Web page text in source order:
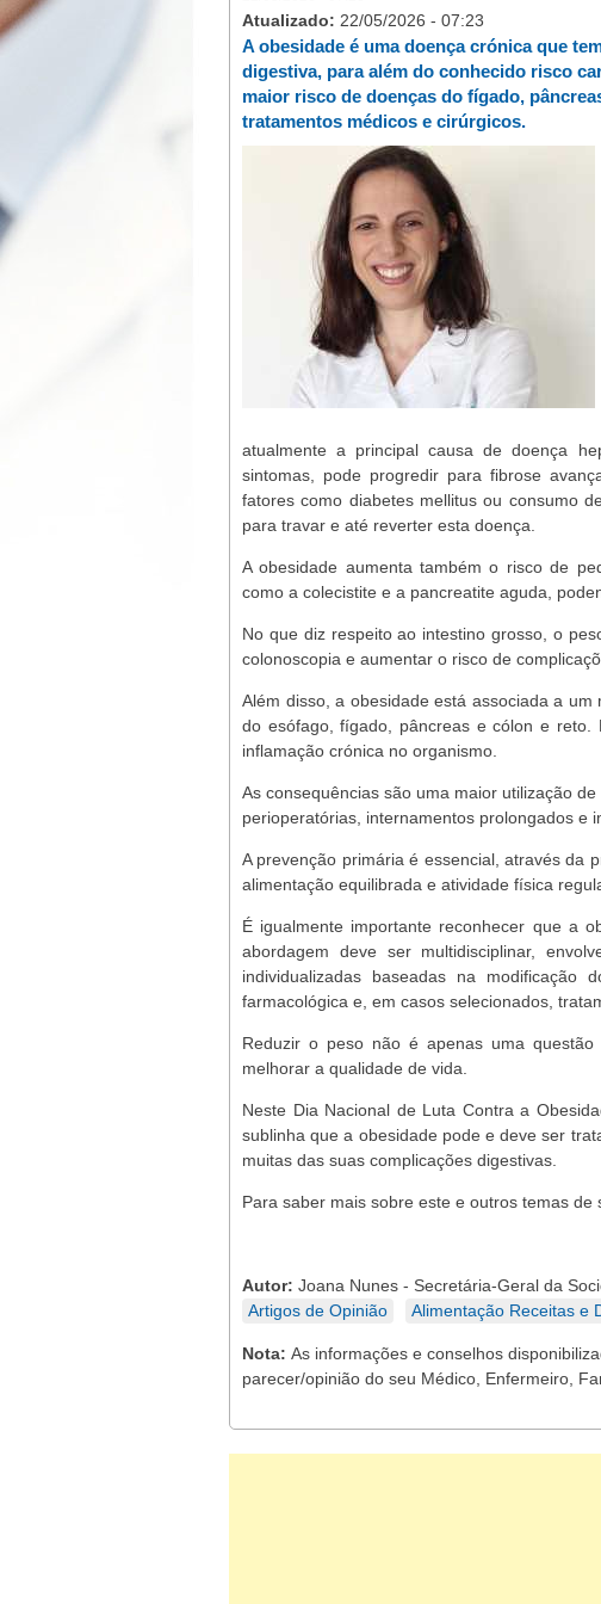
Atualizado: 22/05/2026 - 07:23
A obesidade é uma doença crónica que
digestiva, para além do conhecido risco
maior risco de doenças do fígado,
tratamentos médicos e cirúrgicos.
atualmente a principal causa de doença
sintomas, pode progredir para fibrose
fatores como diabetes mellitus ou consumo
para travar e até reverter esta doença.
A obesidade aumenta também o risco de
como a colecistite e a pancreatite aguda,
No que diz respeito ao intestino grosso, o
colonoscopia e aumentar o risco de
Além disso, a obesidade está associada a
do esófago, fígado, pâncreas e cólon e
inflamação crónica no organismo.
As consequências são uma maior utilização
perioperatórias, internamentos prolongados e
A prevenção primária é essencial, através da
alimentação equilibrada e atividade física
É igualmente importante reconhecer que a
abordagem deve ser multidisciplinar,
individualizadas baseadas na modificação
farmacológica e, em casos selecionados,
Reduzir o peso não é apenas uma
melhorar a qualidade de vida.
Neste Dia Nacional de Luta Contra a
sublinha que a obesidade pode e deve ser
muitas das suas complicações digestivas.
Para saber mais sobre este e outros temas de
Autor: Joana Nunes - Secretária-Geral da
Artigos de Opinião
Alimentação Receitas e
Nota: As informações e conselhos
parecer/opinião do seu Médico, Enfermeiro,